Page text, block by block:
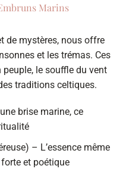
Marins
de mystères, nous offre
et les trémas. Ces
peuple, le souffle du vent
traditions celtiques.
brise marine, ce
– L’essence même
et poétique